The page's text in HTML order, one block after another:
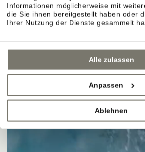
Informationen möglicherweise mit
die Sie ihnen bereitgestellt haben oder
Ihrer Nutzung der Dienste gesammelt
Alle zulassen
Anpassen
Ablehnen